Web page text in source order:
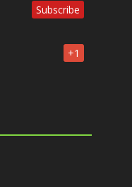
Subscribe
+1